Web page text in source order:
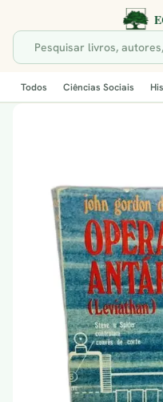
Todos Ciências Sociais